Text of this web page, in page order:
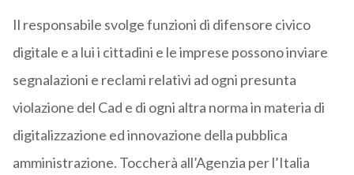
Il responsabile svolge funzioni di difensore civico
digitale e a lui i cittadini e le imprese possono inviare
segnalazioni e reclami relativi ad ogni presunta
violazione del Cad e di ogni altra norma in materia di
digitalizzazione ed innovazione della pubblica
amministrazione. Toccherà all’Agenzia per l’Italia